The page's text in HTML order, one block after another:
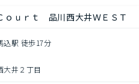
ｏｕｒｔ 品川西大井ＷＥＳＴ
込駅 徒歩17分
大井２丁目